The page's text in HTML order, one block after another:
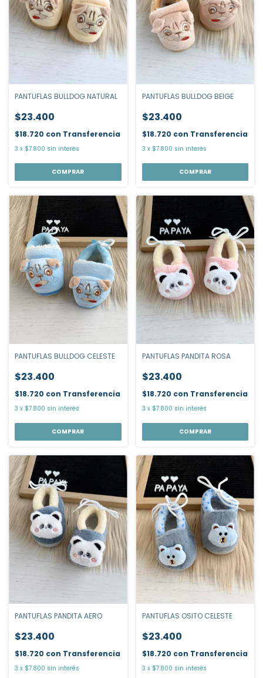
PANTUFLAS BULLDOG NATURAL
$23.400
$18.720 con Transferencia
3 x $7.800 sin interés
COMPRAR
PANTUFLAS BULLDOG BEIGE
$23.400
$18.720 con Transferencia
3 x $7.800 sin interés
COMPRAR
PANTUFLAS BULLDOG CELESTE
$23.400
$18.720 con Transferencia
3 x $7.800 sin interés
COMPRAR
PANTUFLAS PANDITA ROSA
$23.400
$18.720 con Transferencia
3 x $7.800 sin interés
COMPRAR
PANTUFLAS PANDITA AERO
$23.400
$18.720 con Transferencia
3 x $7.800 sin interés
PANTUFLAS OSITO CELESTE
$23.400
$18.720 con Transferencia
3 x $7.800 sin interés